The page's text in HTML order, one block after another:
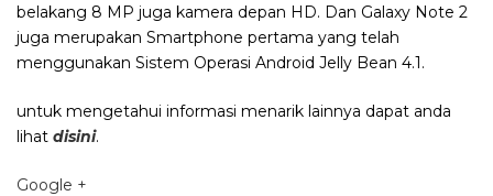
belakang 8 MP juga kamera depan HD. Dan Galaxy Note 2
juga merupakan Smartphone pertama yang telah
menggunakan Sistem Operasi Android Jelly Bean 4.1.
untuk mengetahui informasi menarik lainnya dapat anda
lihat disini.
Google +